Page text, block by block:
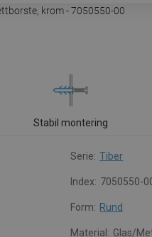
krom - 7050550-00
Stabil montering
Serie: Tiber
Index: 7050550-
Form: Rund
Material: Glas/